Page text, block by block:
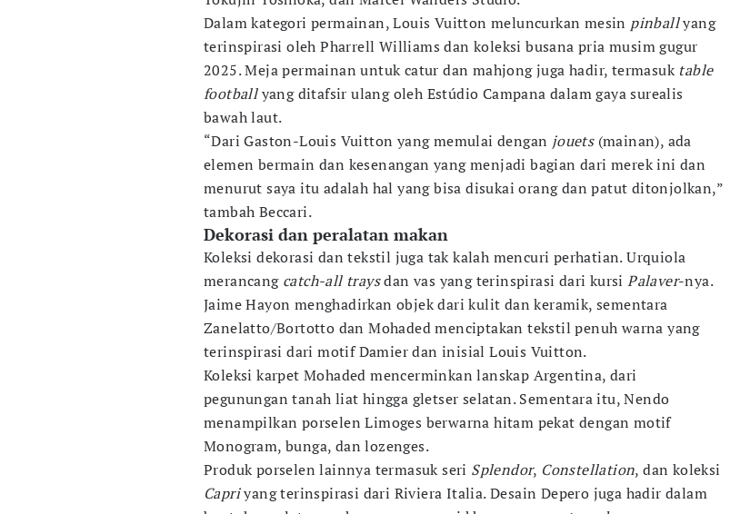
Dalam kategori permainan, Louis Vuitton meluncurkan mesin pinballyang
terinspirasi oleh Pharrell Williams dan koleksi busana pria musim gugur
2025. Meja permainan untuk catur dan mahjong juga hadir, termasuk table
footballyang ditafsir ulang oleh Estúdio Campana dalam gaya surealis
bawah laut.
“Dari Gaston-Louis Vuitton yang memulai dengan jouets(mainan), ada
elemen bermain dan kesenangan yang menjadi bagian dari merek ini dan
menurut saya itu adalah hal yang bisa disukai orang dan patut ditonjolkan,”
tambah Beccari.
Dekorasi dan peralatan makan
Koleksi dekorasi dan tekstil juga tak kalah mencuri perhatian. Urquiola
merancang catch-all traysdan vas yang terinspirasi dari kursiPalaver-nya.
Jaime Hayon menghadirkan objek dari kulit dan keramik, sementara
Zanelatto/Bortotto dan Mohaded menciptakan tekstil penuh warna yang
terinspirasi dari motif Damier dan inisial Louis Vuitton.
Koleksi karpet Mohaded mencerminkan lanskap Argentina, dari
pegunungan tanah liat hingga gletser selatan. Sementara itu, Nendo
menampilkan porselen Limoges berwarna hitam pekat dengan motif
Monogram, bunga, dan lozenges.
Produk porselen lainnya termasuk seri Splendor, Constellation, dan koleksi
Capriyang terinspirasi dari Riviera Italia. Desain Depero juga hadir dalam